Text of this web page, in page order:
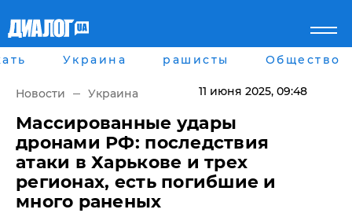
Главная
рассея
Мир
Беларусь
Военное обозрение
Наука и Техника
Экономика
Мнение
Города
Харьков
Днепр
Львов
Одесса
Украина рашисты Общество
Новости Украина 11 июня 2025, 09:48
Массированные удары
дронами РФ: последствия
атаки в Харькове и трех
регионах, есть погибшие и
много раненых